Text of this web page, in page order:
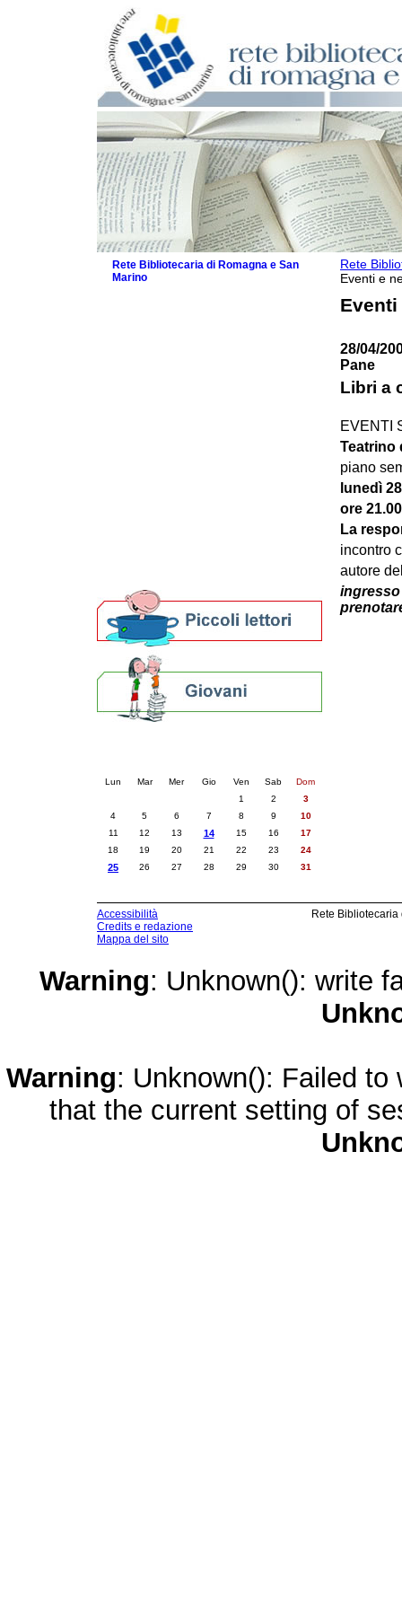
Rete
Eventi e
Eventi
28/04/
Pane
Libri a
EVENTI
Teatrino
piano
lunedì
ore 21.00
La
incontro
autore
Rete Bibliotecaria di Romagna e San
Marino
Lun Mar Mer Gio Ven Sab
Dom
1
2
3
4
5 6 7 8 9
10
11
12 13 14 15 16
17
18
19 20 21 22 23 24
25 26 27 28 29 30 31
Accessibilità
Credits e redazione
Mappa del sito
Rete
Warning: Unknown(): write
Warning: Unknown(): Failed
that the current setting of